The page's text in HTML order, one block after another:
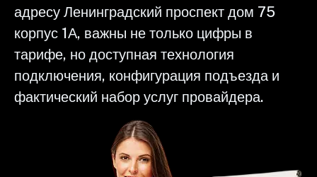
адресу Ленинградский проспект дом 75
корпус 1А, важны не только цифры в
тарифе, но доступная технология
подключения, конфигурация подъезда и
фактический набор услуг провайдера.